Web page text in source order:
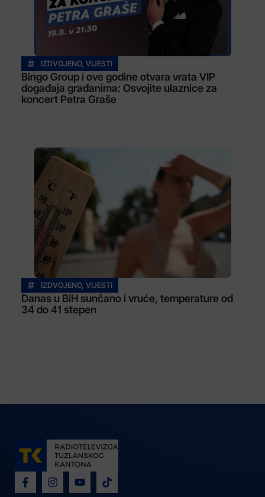
IZDVOJENO, VIJESTI
Bingo Group i ove godine otvara vrata VIP
događaja građanima: Osvojite ulaznice za
koncert Petra Graše
IZDVOJENO, VIJESTI
Danas u BiH sunčano i vruće, temperature od
34 do 41 stepen